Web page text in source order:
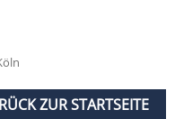
ZUR STARTSEITE